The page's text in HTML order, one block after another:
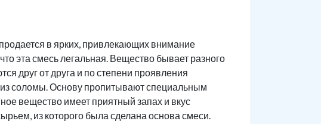
в ярких, привлекающих внимание
эта смесь легальная. Вещество бывает разного
друг от друга и по степени проявления
из соломы. Основу пропитывают специальным
вещество имеет приятный запах и вкус
из которого была сделана основа смеси.